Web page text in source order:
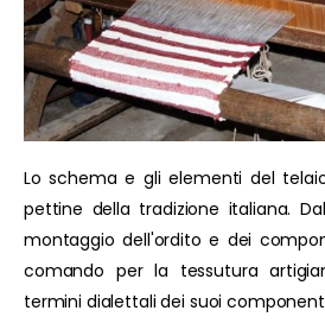
Lo schema e gli elementi del
pettine della tradizione italiana.
montaggio dell'ordito e dei
comando per la tessutura
termini dialettali dei suoi